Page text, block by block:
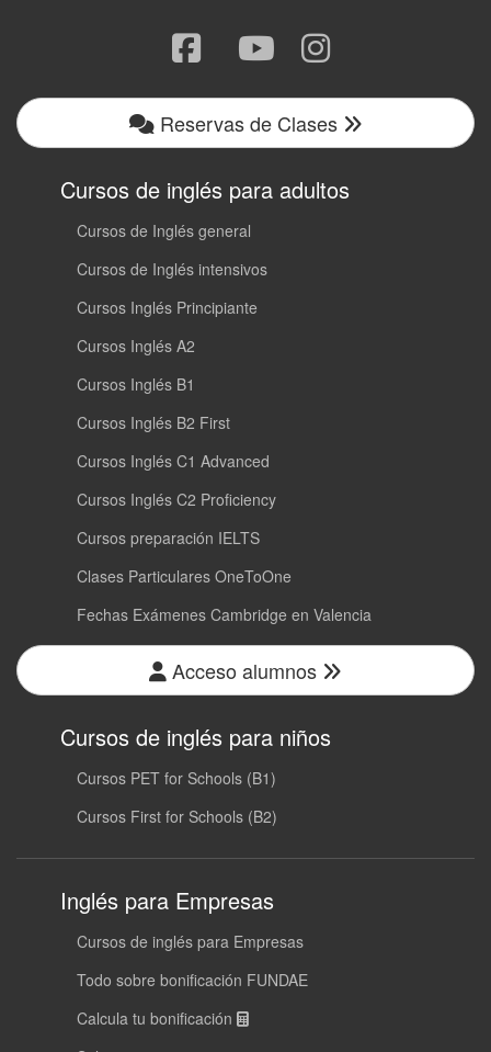
Reservas de Clases
Cursos de inglés para adultos
Cursos de Inglés general
Cursos de Inglés intensivos
Cursos Inglés Principiante
Cursos Inglés A2
Cursos Inglés B1
Cursos Inglés B2 First
Cursos Inglés C1 Advanced
Cursos Inglés C2 Proficiency
Cursos preparación IELTS
Clases Particulares OneToOne
Fechas Exámenes Cambridge en Valencia
Acceso alumnos
Cursos de inglés para niños
Cursos PET for Schools (B1)
Cursos First for Schools (B2)
Inglés para Empresas
Cursos de inglés para Empresas
Todo sobre bonificación FUNDAE
Calcula tu bonificación